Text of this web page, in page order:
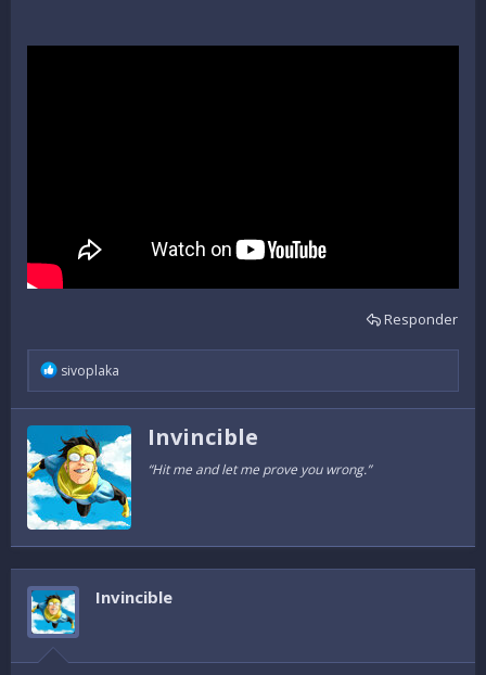
Responder
R
t
i
o
n
s
:
sivoplaka
W
r
n
b
y
Invincible
“Hit me and let me prove you wrong.”
Invincible